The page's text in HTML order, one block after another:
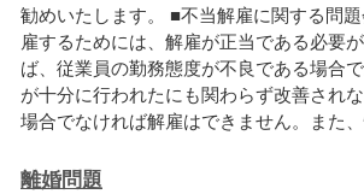
勧めいたします。 ■不当解雇に関する問
雇するためには、解雇が正当である必要
ば、従業員の勤務態度が不良である場合
が十分に行われたにも関わらず改善され
場合でなければ解雇はできません。また
離婚問題